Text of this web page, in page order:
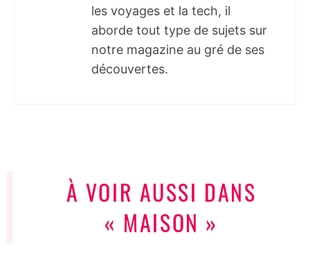
les voyages et la tech, il
aborde tout type de sujets sur
notre magazine au gré de ses
découvertes.
À VOIR AUSSI DANS
« MAISON »